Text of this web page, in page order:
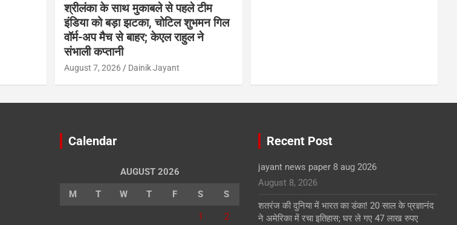
श्रीलंका के साथ मुकाबले से पहले टीम
इंडिया को बड़ा झटका, चोटिल शुभमन गिल
वॉर्म-अप मैच से बाहर; केएल राहुल ने
संभाली कप्तानी
August 7, 2026 Dainik Jayant
Calendar
AUGUST 2026
M T W T F S S
1 2
Recent Post
jayant news paper 8 aug 2026
August 8, 2026
शतरंज की दुनिया में भारत का डंका! 20 साल के प्रज्ञानंद
ने अमेरिका में रचा इतिहास; घर ले गए 47 लाख रुपए